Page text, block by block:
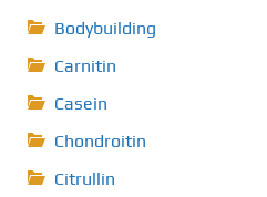
Bodybuilding
Carnitin
Casein
Chondroitin
Citrullin